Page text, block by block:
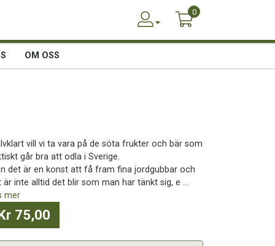
0
OM OSS
vill vi ta vara på de söta frukter och bär som
går bra att odla i Sverige.
det är en konst att få fram fina jordgubbar och
är inte alltid det blir som man har tänkt sig, e ...
mer
75,00